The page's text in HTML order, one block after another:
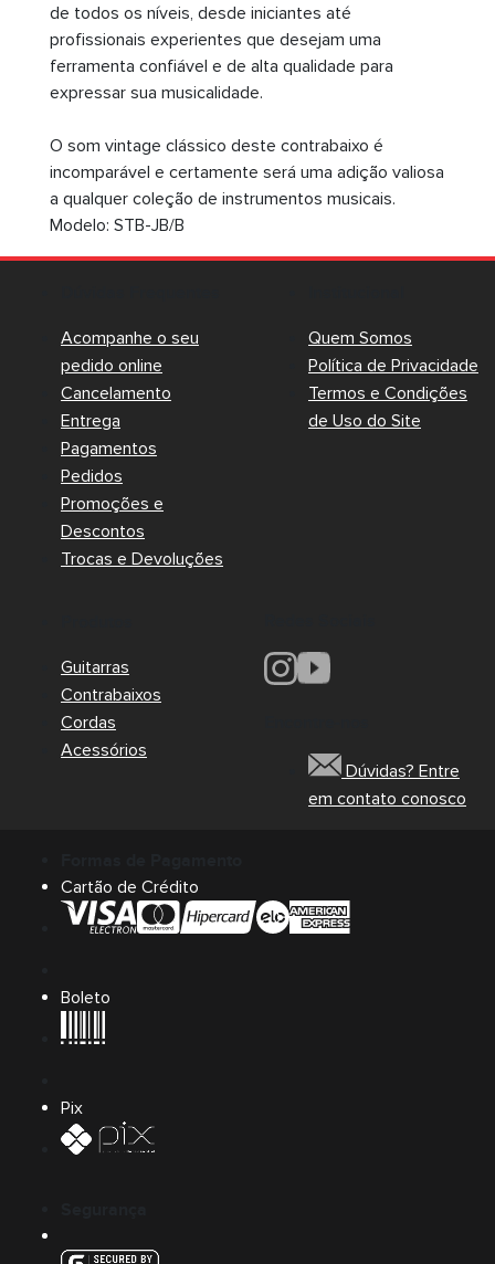
de todos os níveis, desde iniciantes até
profissionais experientes que desejam uma
ferramenta confiável e de alta qualidade para
expressar sua musicalidade.
O som vintage clássico deste contrabaixo é
incomparável e certamente será uma adição valiosa
a qualquer coleção de instrumentos musicais.
Modelo: STB-JB/B
Acompanhe o seu
pedido online
Cancelamento
Entrega
Pagamentos
Pedidos
Promoções e
Descontos
Trocas e Devoluções
Quem Somos
Política de Privacidade
Termos e Condições
de Uso do Site
Guitarras
Contrabaixos
Cordas
Acessórios
Dúvidas? Entre
em contato conosco
Cartão de Crédito
Boleto
Pix